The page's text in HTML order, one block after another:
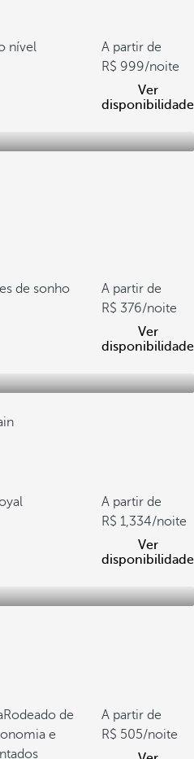
nível
A partir de
999/noite
Ver
disponibilidade
de sonho
A partir de
376/noite
Ver
disponibilidade
A partir de
1,334/noite
Ver
disponibilidade
Rodeado de
e
A partir de
505/noite